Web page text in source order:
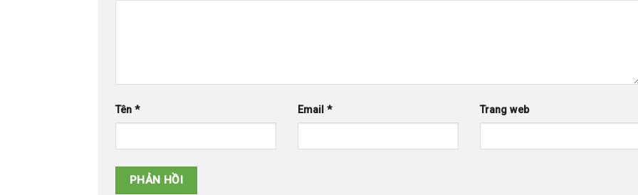
Tên * Email * Trang web